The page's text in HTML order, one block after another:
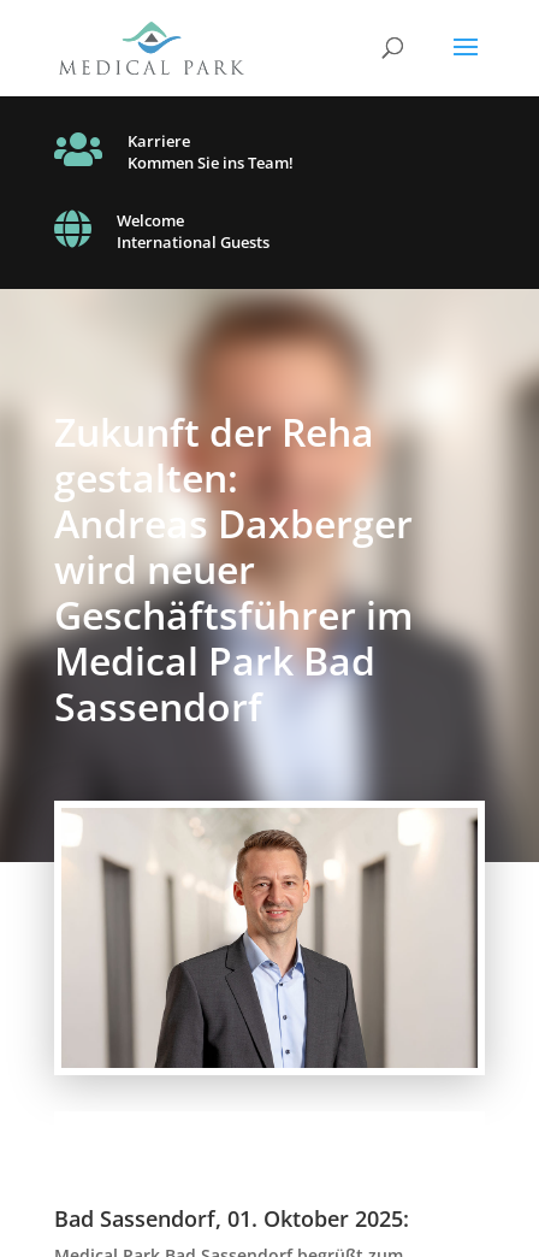

Karriere
Kommen Sie ins Team!

Welcome
International Guests
Zukunft der Reha
gestalten:
Andreas Daxberger
wird neuer
Geschäftsführer im
Medical Park Bad
Sassendorf
Bad Sassendorf, 01. Oktober 2025: